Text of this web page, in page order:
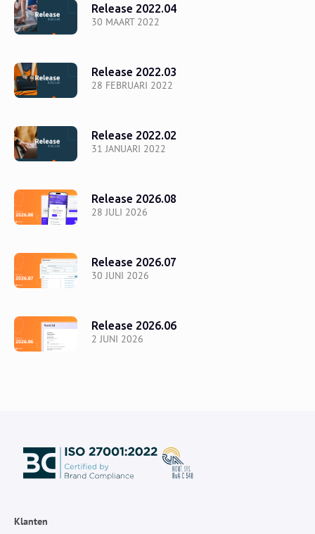
30 MAART 2022
Release 2022.04
28 FEBRUARI 2022
Release 2022.03
31 JANUARI 2022
Release 2022.02
28 JULI 2026
Release 2026.08
30 JUNI 2026
Release 2026.07
2 JUNI 2026
Release 2026.06
Klanten